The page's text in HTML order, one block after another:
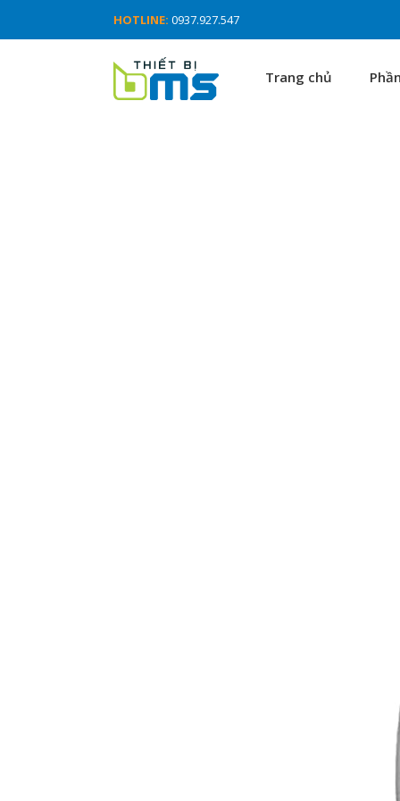
HOTLINE: 0937.927.547
Trang chủ